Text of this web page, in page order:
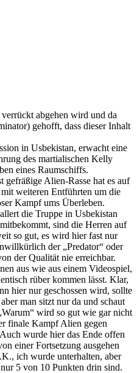
abgehen wird und da
gehofft, dass dieser Inhalt
in Usbekistan, erwacht eine
des martialischen Kelly
eines Raumschiffs.
gefräßige Alien-Rasse hat es auf
weiteren Entführten um die
Kampf ums Überleben.
die Truppe in Usbekistan
sind die Herren auf
so gut, es wird hier fast nur
der „Predator“ oder
der Qualität nie erreichbar.
aus wie aus einem Videospiel,
rüber kommen lässt. Klar,
hier nur geschossen wird, sollte
man sitzt nur da und schaut
wird so gut wie gar nicht
finale Kampf Alien gegen
wurde hier das Ende offen
einer Fortsetzung ausgehen
ich wurde unterhalten, aber
5 von 10 Punkten drin sind.